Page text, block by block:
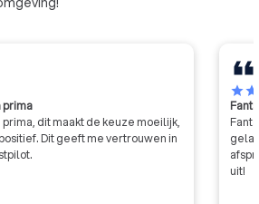
dit maakt de keuze moeilijk,
Dit geeft me vertrouwen in
starstar
uit!